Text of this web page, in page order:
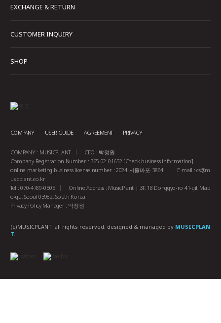
EXCHANGE & RETURN
CUSTOMER INQUIRY
SHOP
COMPANY USER GUIDE AGREEMENT PRIVACY
COMPANY : MUSICPLANT
CEO : 박정원
Company Registration Number : 365-02-01652 [Check business information]
online marketing business license number : 2024-서울마포-3864
E-mail :cs@m
usicplant.co.kr
Tel : 070-4789-0505
Online Address : MusicPlant | 3F, 18 Donggyo-ro 41-gil, Map
o-gu, Seoul 03982, South Korea
Privacy Policy Manager : 박정원
(c)MUSICPLANT. all rights reserved. designed & managed by MUSICPLAN
T.